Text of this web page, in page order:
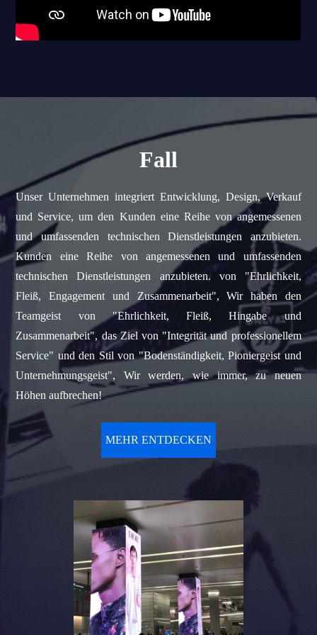
Fall
Unser Unternehmen integriert Entwicklung, Design, Verkauf
und Service, um den Kunden eine Reihe von angemessenen
und umfassenden technischen Dienstleistungen anzubieten.
Kunden eine Reihe von angemessenen und umfassenden
technischen Dienstleistungen anzubieten. von "Ehrlichkeit,
Fleiß, Engagement und Zusammenarbeit", Wir haben den
Teamgeist von "Ehrlichkeit, Fleiß, Hingabe und
Zusammenarbeit", das Ziel von "Integrität und professionellem
Service" und den Stil von "Bodenständigkeit, Pioniergeist und
Unternehmungsgeist", Wir werden, wie immer, zu neuen
Höhen aufbrechen!
MEHR ENTDECKEN